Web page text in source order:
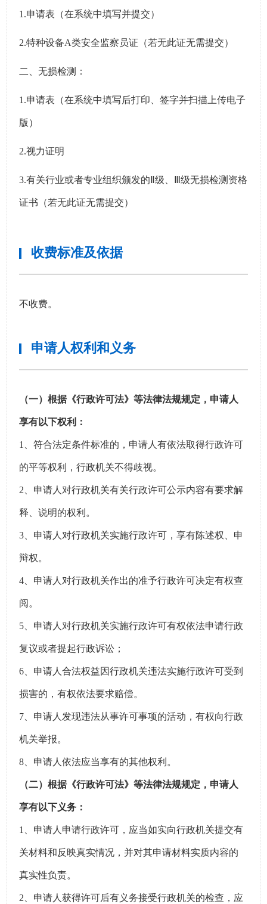
1.申请表（在系统中填写并提交）
2.特种设备A类安全监察员证（若无此证无需提交）
二、无损检测：
1.申请表（在系统中填写后打印、签字并扫描上传电子
版）
2.视力证明
3.有关行业或者专业组织颁发的 Ⅱ级、 Ⅲ级无损检测资格
证书 （若无此证无需提交）
收费标准及依据
不收费。
申请人权利和义务
（一）根据《行政许可法》等法律法规规定，申请人
享有以下权利：
1、符合法定条件标准的，申请人有依法取得行政许可
的平等权利，行政机关不得歧视。
2、申请人对行政机关有关行政许可公示内容有要求解
释、说明的权利。
3、申请人对行政机关实施行政许可，享有陈述权、申
辩权。
4、申请人对行政机关作出的准予行政许可决定有权查
阅。
5、申请人对行政机关实施行政许可有权依法申请行政
复议或者提起行政诉讼；
6、申请人合法权益因行政机关违法实施行政许可受到
损害的，有权依法要求赔偿。
7、申请人发现违法从事许可事项的活动，有权向行政
机关举报。
8、申请人依法应当享有的其他权利。
（二）根据《行政许可法》等法律法规规定，申请人
享有以下义务：
1、申请人申请行政许可，应当如实向行政机关提交有
关材料和反映真实情况，并对其申请材料实质内容的
真实性负责。
2、申请人获得许可后有义务接受行政机关的检查，应